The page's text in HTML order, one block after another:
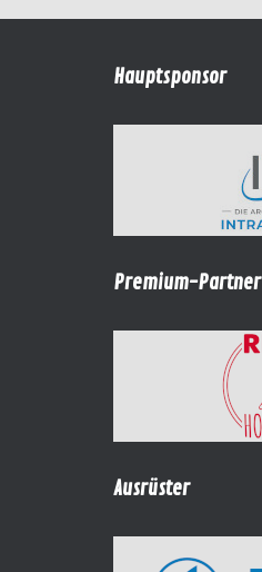
Hauptsponsor
Premium-Partner
Ausrüster